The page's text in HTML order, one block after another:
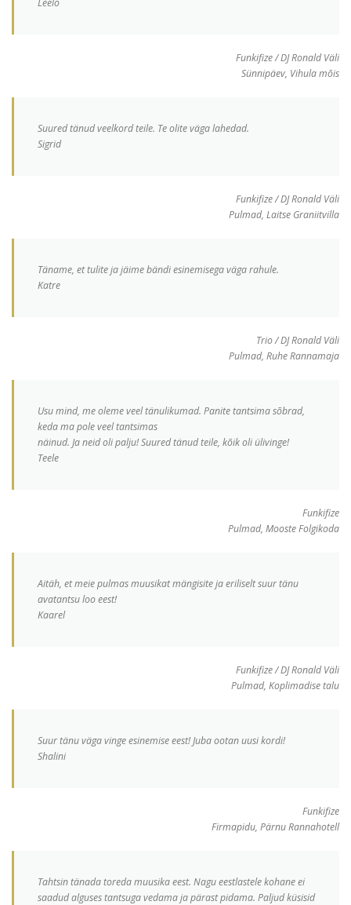
Funkifize / DJ Ronald Väli
Sünnipäev, Vihula mõis
Suured tänud veelkord teile. Te olite väga lahedad.
Sigrid
Funkifize / DJ Ronald Väli
Pulmad, Laitse Graniitvilla
Täname, et tulite ja jäime bändi esinemisega väga rahule.
Katre
Trio / DJ Ronald Väli
Pulmad, Ruhe Rannamaja
Usu mind, me oleme veel tänulikumad. Panite tantsima sõbrad,
keda ma pole veel tantsimas
näinud. Ja neid oli palju! Suured tänud teile, kõik oli ülivinge!
Teele
Funkifize
Pulmad, Mooste Folgikoda
Aitäh, et meie pulmas muusikat mängisite ja eriliselt suur tänu
avatantsu loo eest!
Kaarel
Funkifize / DJ Ronald Väli
Pulmad, Koplimadise talu
Suur tänu väga vinge esinemise eest! Juba ootan uusi kordi!
Shalini
Funkifize
Firmapidu, Pärnu Rannahotell
Tahtsin tänada toreda muusika eest. Nagu eestlastele kohane ei
saadud alguses tantsuga vedama ja pärast pidama. Paljud küsisid